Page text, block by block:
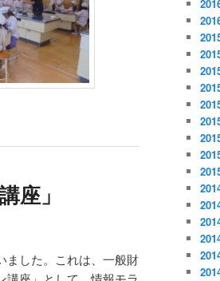
座」
ました。これは、一般財